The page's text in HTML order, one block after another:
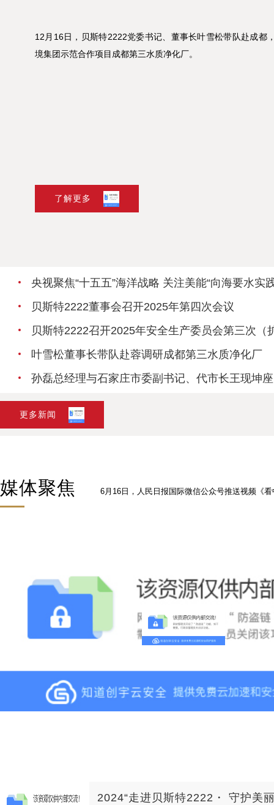
12月16日，贝斯特2222党委书记、董事长叶雪松带队赴成都
境集团示范合作项目成都第三水质净化厂。
了解更多
央视聚焦“十五五”海洋战略 关注美能“向海要水实
贝斯特2222董事会召开2025年第四次会议
叶雪松董事长带队赴蓉调研成都第三水质净化厂
更多新闻
媒体聚焦